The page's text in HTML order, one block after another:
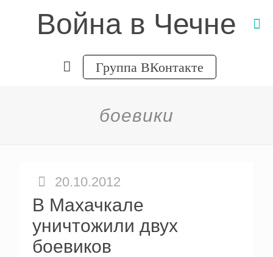
Война в Чечне
Группа ВКонтакте
боевики
20.10.2012
В Махачкале
уничтожили двух
боевиков